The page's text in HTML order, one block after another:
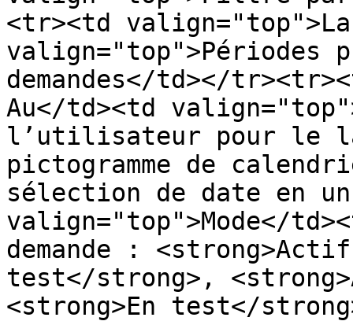
<tr><td
valign="top">Périodes
demandes</td></
Au</td><td
l’utilisateur pour le
pictogramme de
sélection de date en
valign="top">Mode</
demande :
test</strong>,
<strong>En test</